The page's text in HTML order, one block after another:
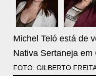
Michel Teló está de
Nativa Sertaneja em
FOTO: GILBERTO